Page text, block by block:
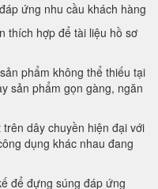
ứng nhu cầu khách hàng
thích hợp để tài liệu hồ sơ
phẩm không thể thiếu tại
sản phẩm gọn gàng, ngăn
dây chuyền hiện đại với
dụng khác nhau đang
để đựng súng đáp ứng